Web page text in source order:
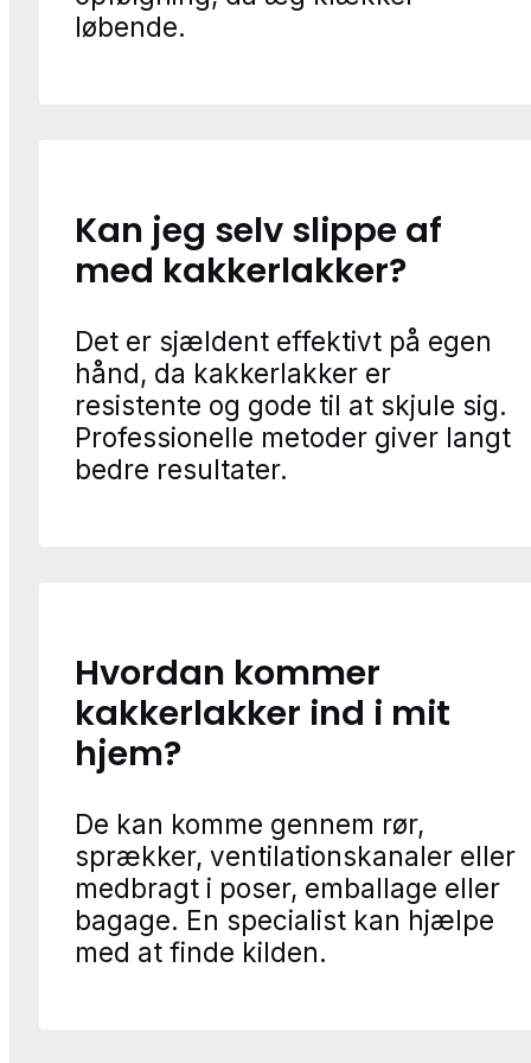
løbende.
Kan jeg selv slippe af
med kakkerlakker?
Det er sjældent effektivt på egen
hånd, da kakkerlakker er
resistente og gode til at skjule sig.
Professionelle metoder giver langt
bedre resultater.
Hvordan kommer
kakkerlakker ind i mit
hjem?
De kan komme gennem rør,
sprækker, ventilationskanaler eller
medbragt i poser, emballage eller
bagage. En specialist kan hjælpe
med at finde kilden.